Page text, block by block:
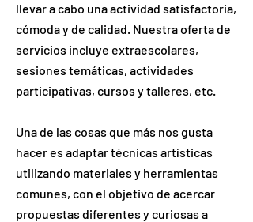
llevar a cabo una actividad satisfactoria,
cómoda y de calidad. Nuestra oferta de
servicios incluye extraescolares,
sesiones temáticas, actividades
participativas, cursos y talleres, etc.
Una de las cosas que más nos gusta
hacer es adaptar técnicas artísticas
utilizando materiales y herramientas
comunes, con el objetivo de acercar
propuestas diferentes y curiosas a